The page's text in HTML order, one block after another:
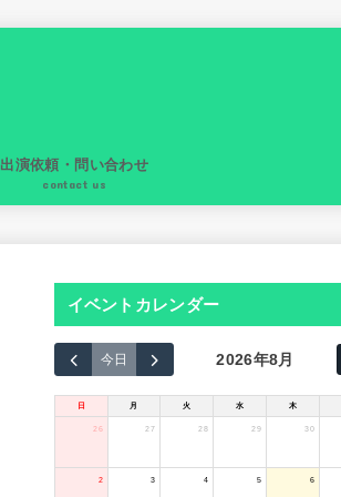
出演依頼・問い合わせ
contact us
イベントカレンダー
今日 2026年8月
日 月 火 水 木
26 27 28 29 30
2 3 4 5 6